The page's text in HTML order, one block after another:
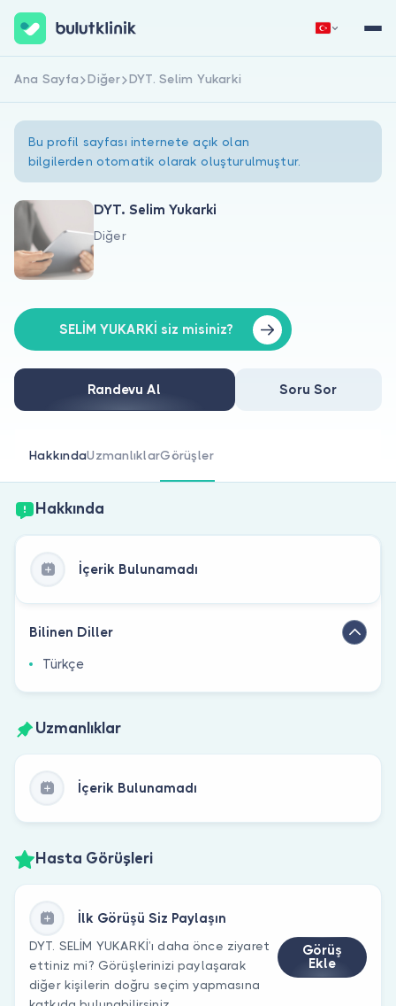
Hakkımızda
Doktorlar için
Doktor musunuz?
Hemen Kaydol
Ana Sayfa Diğer DYT. Selim Yukarki
Bu profil sayfası internete açık olan
bilgilerden otomatik olarak oluşturulmuştur.
DYT. Selim Yukarki
Diğer
SELİM YUKARKİ siz misiniz?
Randevu Al Soru Sor
HakkındaUzmanlıklarGörüşler
Hakkında
İçerik Bulunamadı
Bilinen Diller
Türkçe
Uzmanlıklar
İçerik Bulunamadı
Hasta Görüşleri
İlk Görüşü Siz Paylaşın
DYT. SELİM YUKARKİ’ı daha önce ziyaret
ettiniz mi? Görüşlerinizi paylaşarak
diğer kişilerin doğru seçim yapmasına
Görüş
Ekle